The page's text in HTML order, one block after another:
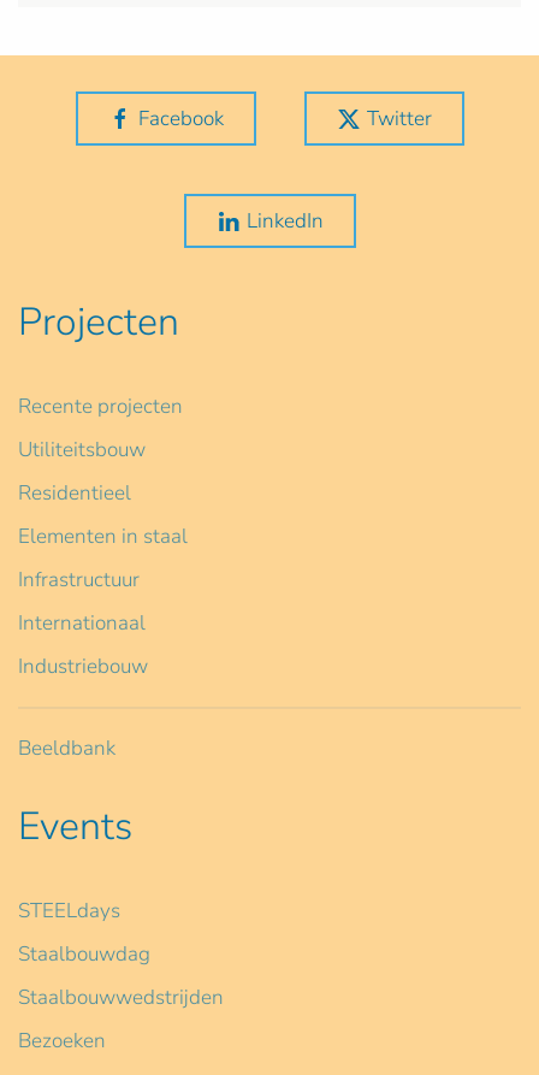
Facebook Twitter
LinkedIn
Projecten
Recente projecten
Utiliteitsbouw
Residentieel
Elementen in staal
Infrastructuur
Internationaal
Industriebouw
Beeldbank
Events
STEELdays
Staalbouwdag
Staalbouwwedstrijden
Bezoeken